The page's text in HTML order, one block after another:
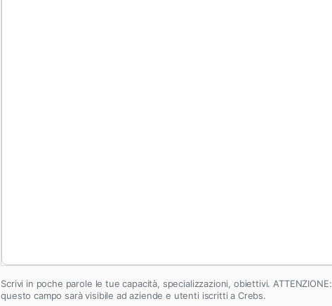
Scrivi in poche parole le tue capacità, specializzazioni, obiettivi. ATTENZIONE:
questo campo sarà visibile ad aziende e utenti iscritti a Crebs.